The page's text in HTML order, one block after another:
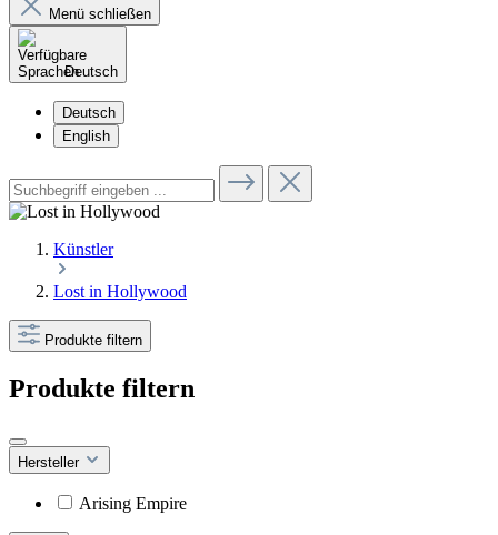
Menü schließen
Deutsch
Deutsch
English
Künstler
Lost in Hollywood
Produkte filtern
Produkte filtern
Hersteller
Arising Empire